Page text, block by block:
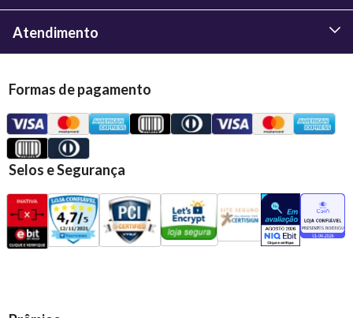
Atendimento
Formas de pagamento
Selos e Segurança